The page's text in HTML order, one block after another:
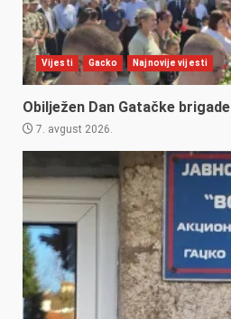
Vijesti Gacko Najnovije vijesti
Obilježen Dan Gatačke brigade
7. avgust 2026.